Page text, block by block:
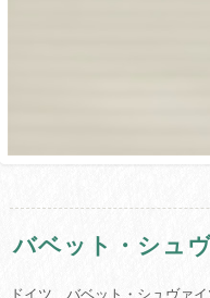
バベット・シュ
ドイツ、バベット・シュヴァ